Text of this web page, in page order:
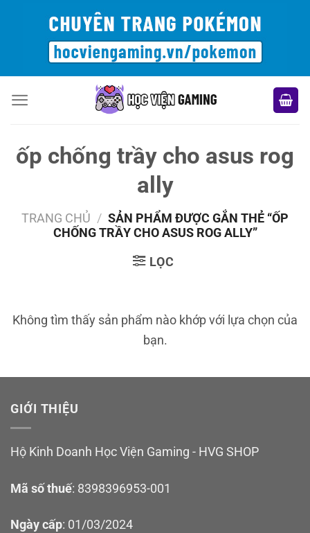
ốp chống trầy cho asus rog
ally
TRANG CHỦ / SẢN PHẨM ĐƯỢC GẮN THẺ “ỐP
CHỐNG TRẦY CHO ASUS ROG ALLY”
LỌC
Không tìm thấy sản phẩm nào khớp với lựa chọn của
bạn.
GIỚI THIỆU
Hộ Kinh Doanh Học Viện Gaming - HVG SHOP
Mã số thuế: 8398396953-001
Ngày cấp: 01/03/2024